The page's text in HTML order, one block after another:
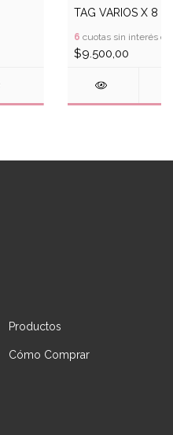
TAG VARIOS X 8
6 cuotas sin interés de
$9.500,00
Productos
Cómo Comprar